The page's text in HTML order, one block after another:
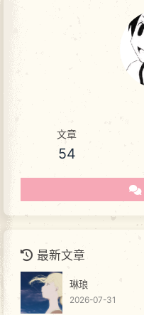
文章
54
最新文章
琳琅
2026-07-31